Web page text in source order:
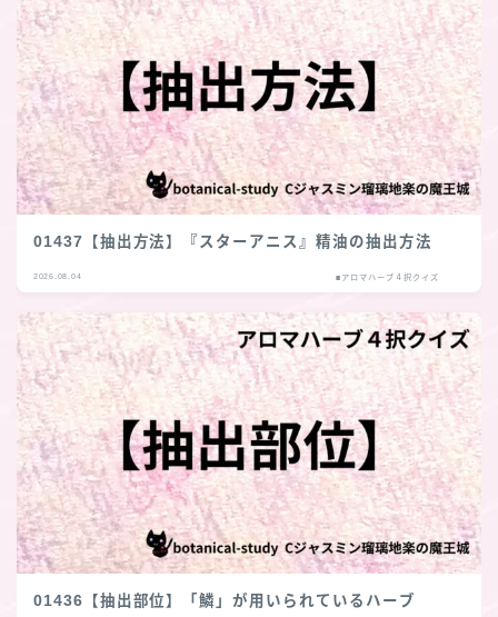
01437【抽出方法】『スターアニス』精油の抽出方法
2026.08.04 ■アロマハーブ４択クイズ
01436【抽出部位】「鱗」が用いられているハーブ